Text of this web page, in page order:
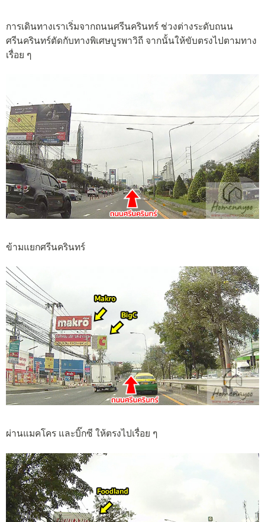
การเดินทางเราเริ่มจากถนนศรีนครินทร์ ช่วงต่างระดับถนน
ศรีนครินทร์ตัดกับทางพิเศษบูรพาวิถี จากนั้นให้ขับตรงไปตามทาง
เรื่อย ๆ
ข้ามแยกศรีนครินทร์
ผ่านแมคโคร และบิ๊กซี ให้ตรงไปเรื่อย ๆ